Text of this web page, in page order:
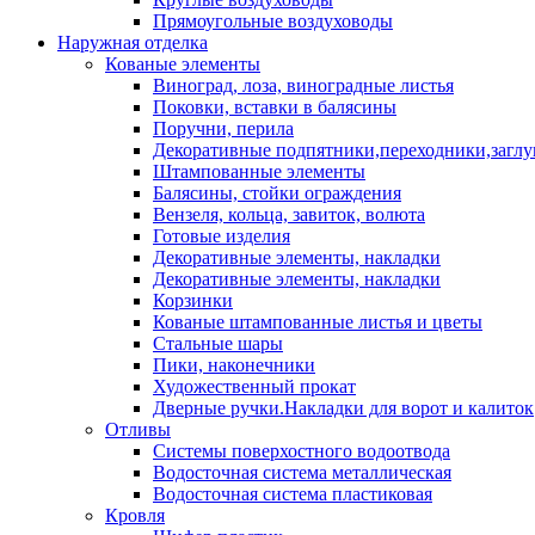
Прямоугольные воздуховоды
Наружная отделка
Кованые элементы
Виноград, лоза, виноградные листья
Поковки, вставки в балясины
Поручни, перила
Декоративные
Штампованные элементы
Балясины, стойки ограждения
Вензеля, кольца, завиток, волюта
Готовые изделия
Декоративные элементы, накладки
Декоративные элементы, накладки
Корзинки
Кованые штампованные листья и цветы
Стальные шары
Пики, наконечники
Художественный прокат
Дверные ручки.Накладки для ворот и калиток
Отливы
Системы поверхостного водоотвода
Водосточная система металлическая
Водосточная система пластиковая
Кровля